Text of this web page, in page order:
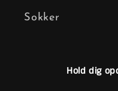
Sokker
Hold dig